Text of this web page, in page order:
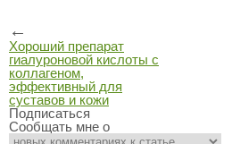
←
Хороший препарат
гиалуроновой кислоты с
коллагеном,
эффективный для
суставов и кожи
Подписаться
Сообщать мне о